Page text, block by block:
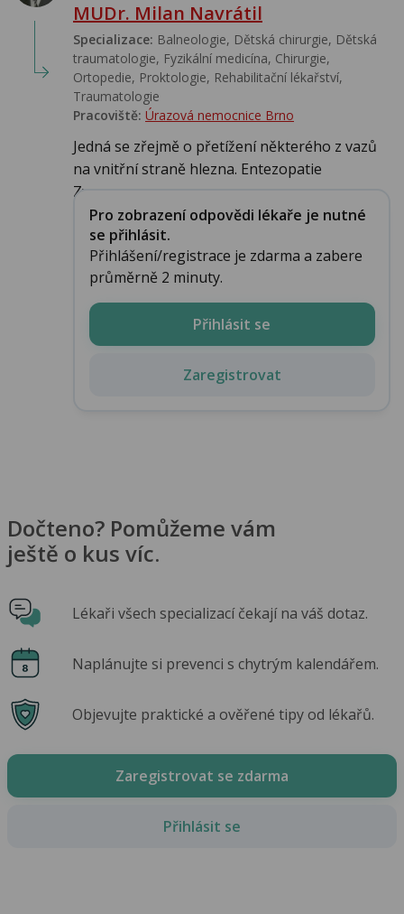
MUDr. Milan Navrátil
Specializace: Balneologie, Dětská chirurgie, Dětská
traumatologie, Fyzikální medicína, Chirurgie,
Ortopedie, Proktologie, Rehabilitační lékařství‎,
Traumatologie
Pracoviště: Úrazová nemocnice Brno
Jedná se zřejmě o přetížení některého z vazů
na vnitřní straně hlezna. Entezopatie
Zv...
Pro zobrazení odpovědi lékaře je nutné
se přihlásit.
Přihlášení/registrace je zdarma a zabere
průměrně 2 minuty.
Přihlásit se
Zaregistrovat
Dočteno? Pomůžeme vám
ještě o kus víc.
Lékaři všech specializací čekají na váš dotaz.
Naplánujte si prevenci s chytrým kalendářem.
Objevujte praktické a ověřené tipy od lékařů.
Zaregistrovat se zdarma
Přihlásit se